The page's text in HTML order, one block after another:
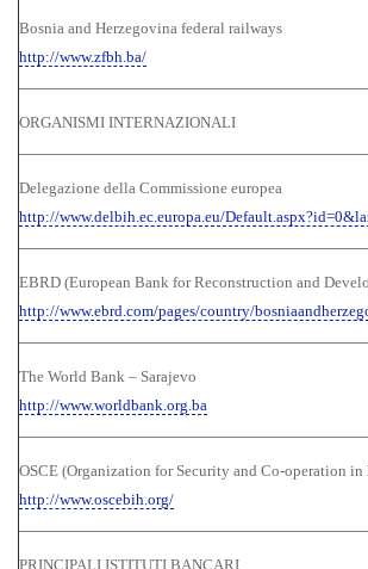
Bosnia and Herzegovina federal railways
http://www.zfbh.ba/
ORGANISMI INTERNAZIONALI
Delegazione della Commissione europea
http://www.delbih.ec.europa.eu/
EBRD (European Bank for Reconstruction and
http://www.ebrd.com/pages/country/
The World Bank – Sarajevo
http://www.worldbank.org.ba
OSCE (Organization for Security and Co-operation in
http://www.oscebih.org/
PRINCIPALI ISTITUTI BANCARI